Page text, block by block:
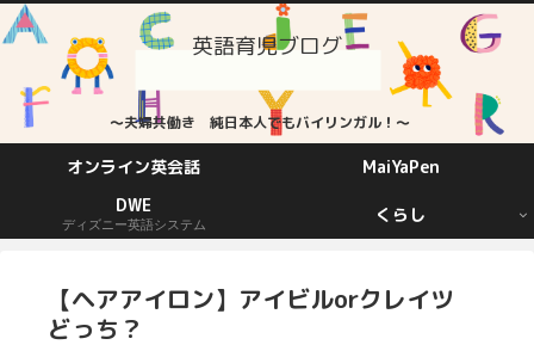
英語育児ブログ
～夫婦共働き 純日本人でもバイリンガル！～
オンライン英会話
MaiYaPen
DWE
ディズニー英語システム くらし
【ヘアアイロン】アイビルorクレイツ
どっち？